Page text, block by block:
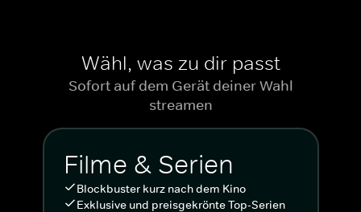
Wähl, was zu dir passt
Sofort auf dem Gerät deiner Wahl
streamen
Filme & Serien
Blockbuster kurz nach dem Kino
Exklusive und preisgekrönte Top-Serien